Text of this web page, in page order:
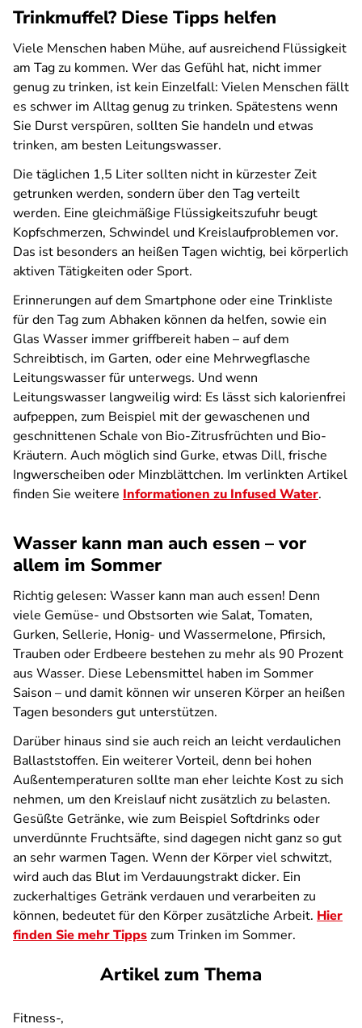
Trinkmuffel? Diese Tipps helfen
Viele Menschen haben Mühe, auf ausreichend Flüssigkeit
am Tag zu kommen. Wer das Gefühl hat, nicht immer
genug zu trinken, ist kein Einzelfall: Vielen Menschen fällt
es schwer im Alltag genug zu trinken. Spätestens wenn
Sie Durst verspüren, sollten Sie handeln und etwas
trinken, am besten Leitungswasser.
Die täglichen 1,5 Liter sollten nicht in kürzester Zeit
getrunken werden, sondern über den Tag verteilt
werden. Eine gleichmäßige Flüssigkeitszufuhr beugt
Kopfschmerzen, Schwindel und Kreislaufproblemen vor.
Das ist besonders an heißen Tagen wichtig, bei körperlich
aktiven Tätigkeiten oder Sport.
Erinnerungen auf dem Smartphone oder eine Trinkliste
für den Tag zum Abhaken können da helfen, sowie ein
Glas Wasser immer griffbereit haben – auf dem
Schreibtisch, im Garten, oder eine Mehrwegflasche
Leitungswasser für unterwegs. Und wenn
Leitungswasser langweilig wird: Es lässt sich kalorienfrei
aufpeppen, zum Beispiel mit der gewaschenen und
geschnittenen Schale von Bio-Zitrusfrüchten und Bio-
Kräutern. Auch möglich sind Gurke, etwas Dill, frische
Ingwerscheiben oder Minzblättchen. Im verlinkten Artikel
finden Sie weitere Informationen zu Infused Water.
Wasser kann man auch essen – vor
allem im Sommer
Richtig gelesen: Wasser kann man auch essen! Denn
viele Gemüse- und Obstsorten wie Salat, Tomaten,
Gurken, Sellerie, Honig- und Wassermelone, Pfirsich,
Trauben oder Erdbeere bestehen zu mehr als 90 Prozent
aus Wasser. Diese Lebensmittel haben im Sommer
Saison – und damit können wir unseren Körper an heißen
Tagen besonders gut unterstützen.
Darüber hinaus sind sie auch reich an leicht verdaulichen
Ballaststoffen. Ein weiterer Vorteil, denn bei hohen
Außentemperaturen sollte man eher leichte Kost zu sich
nehmen, um den Kreislauf nicht zusätzlich zu belasten.
Gesüßte Getränke, wie zum Beispiel Softdrinks oder
unverdünnte Fruchtsäfte, sind dagegen nicht ganz so gut
an sehr warmen Tagen. Wenn der Körper viel schwitzt,
wird auch das Blut im Verdauungstrakt dicker. Ein
zuckerhaltiges Getränk verdauen und verarbeiten zu
können, bedeutet für den Körper zusätzliche Arbeit. Hier
finden Sie mehr Tippszum Trinken im Sommer.
Artikel zum Thema
Fitness-,